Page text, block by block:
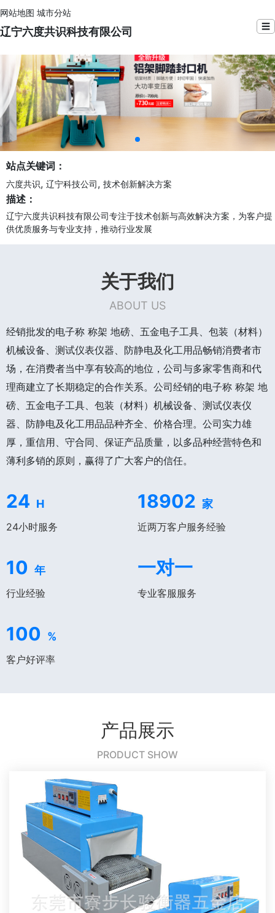
网站地图 城市分站
辽宁六度共识科技有限公司 ☰
站点关键词：
六度共识, 辽宁科技公司, 技术创新解决方案
描述：
辽宁六度共识科技有限公司专注于技术创新与高效解决方案，为客户提
供优质服务与专业支持，推动行业发展
关于我们
ABOUT US
经销批发的电子称 称架 地磅、五金电子工具、包装（材料）
机械设备、测试仪表仪器、防静电及化工用品畅销消费者市
场，在消费者当中享有较高的地位，公司与多家零售商和代
理商建立了长期稳定的合作关系。公司经销的电子称 称架 地
磅、五金电子工具、包装（材料）机械设备、测试仪表仪
器、防静电及化工用品品种齐全、价格合理。公司实力雄
厚，重信用、守合同、保证产品质量，以多品种经营特色和
薄利多销的原则，赢得了广大客户的信任。
24 H
24小时服务
18902 家
近两万客户服务经验
10 年
行业经验
一对一
专业客服服务
100 %
客户好评率
产品展示
PRODUCT SHOW